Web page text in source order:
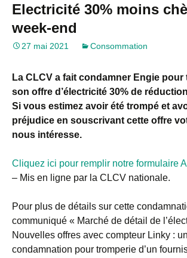
Electricité 30% moins
week-end
27 mai 2021 Consommation
La CLCV a fait condamner Engie
son offre d’électricité 30% de
Si vous estimez avoir été trompé et
préjudice en souscrivant cette offre
nous intéresse.
Cliquez ici pour remplir notre formulaire
– Mis en ligne par la CLCV nationale.
Pour plus de détails sur cette
communiqué « Marché de détail de
Nouvelles offres avec compteur Linky :
condamnation pour tromperie d’un